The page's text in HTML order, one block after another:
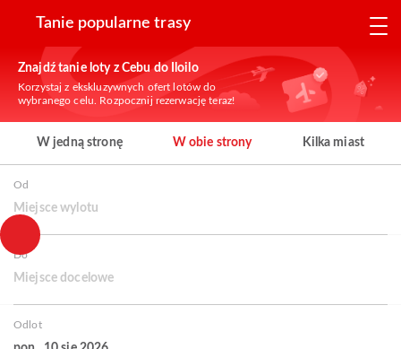
Tanie popularne trasy
Znajdź tanie loty z Cebu do Iloilo
Korzystaj z ekskluzywnych ofert lotów do
wybranego celu. Rozpocznij rezerwację teraz!
W jedną stronę W obie strony Kilka miast
Od
Miejsce wylotu
Do
Miejsce docelowe
Odlot